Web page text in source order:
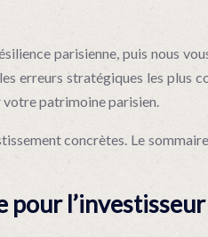
parisienne, puis nous
erreurs stratégiques les plus
votre patrimoine parisien.
concrètes. Le
pour l’investisseur